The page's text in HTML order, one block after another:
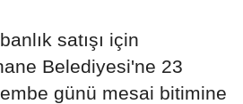
satışı için
Belediyesi'ne 23
günü mesai bitimine